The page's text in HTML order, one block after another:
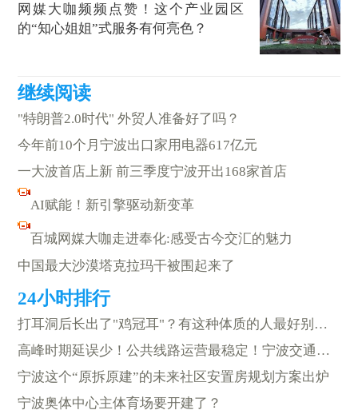
网媒大咖频频点赞！这个产业园区
的“知心姐姐”式服务有何亮色？
"特朗普2.0时代" 外贸人准备好了吗？
今年前10个月宁波出口家用电器617亿元
一大波首店上新 前三季度宁波开出168家首店
AI赋能！新引擎驱动新变革
百城网媒大咖走进奉化:感受古今交汇的魅力
中国最大沙漠塔克拉玛干被围起来了
打耳洞后长出了"鸡冠耳"？有这种体质的人最好别去打耳洞
高峰时期延误少！公共线路运营最稳定！宁波交通健康指数全国第八
宁波这个“原拆原建”的未来社区安置房规划方案出炉
宁波奥体中心主体育场要开建了？